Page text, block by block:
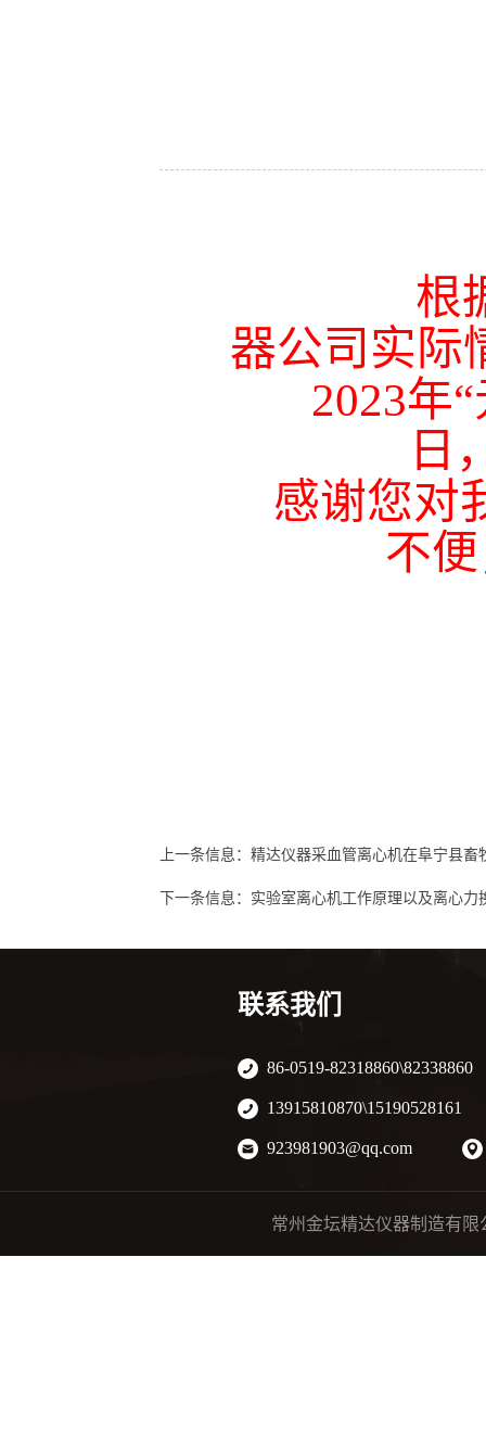
根
器公司实际
2023年“元
日
感谢您对我
不
上一条信息： 精达仪器采血管离心机在阜宁县畜
下一条信息： 实验室离心机工作原理以及离心力
联系我们
86-0519-82318860\82338860
13915810870\15190528161
923981903@qq.com
常州金坛精达仪器制造